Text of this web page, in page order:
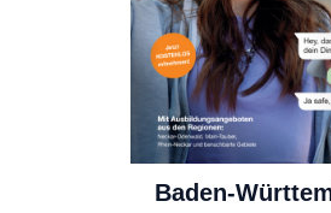
Baden-